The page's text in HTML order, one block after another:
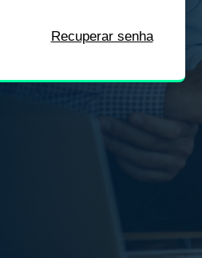
Recuperar senha